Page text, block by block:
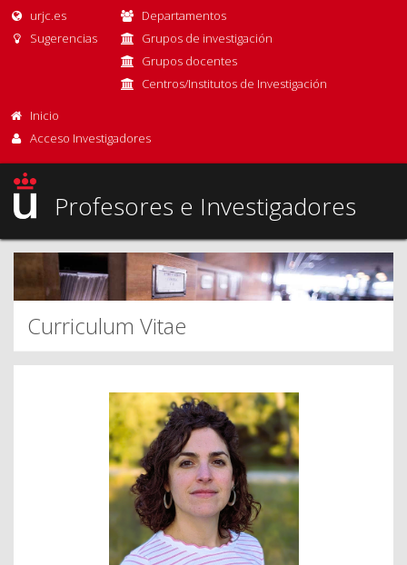
urjc.es
Sugerencias
Departamentos
Grupos de investigación
Grupos docentes
Centros/Institutos de Investigación
Inicio
Acceso Investigadores
Profesores e Investigadores
Curriculum Vitae